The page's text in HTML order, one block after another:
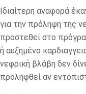
Ιδιαίτερη αναφορά
για την πρόληψη της
προστεθεί στο
ή αυξημένο
νεφρική βλάβη δεν
προληφθεί αν